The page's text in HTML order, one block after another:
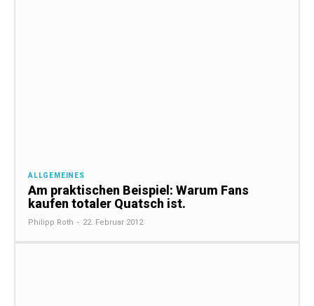
ALLGEMEINES
Am praktischen Beispiel: Warum Fans
kaufen totaler Quatsch ist.
Philipp Roth - 22. Februar 2012